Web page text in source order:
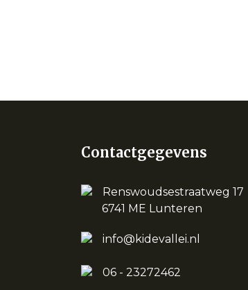
Contactgegevens
Renswoudsestraatweg 17
6741 ME Lunteren
info@kidevallei.nl
06 - 23272462